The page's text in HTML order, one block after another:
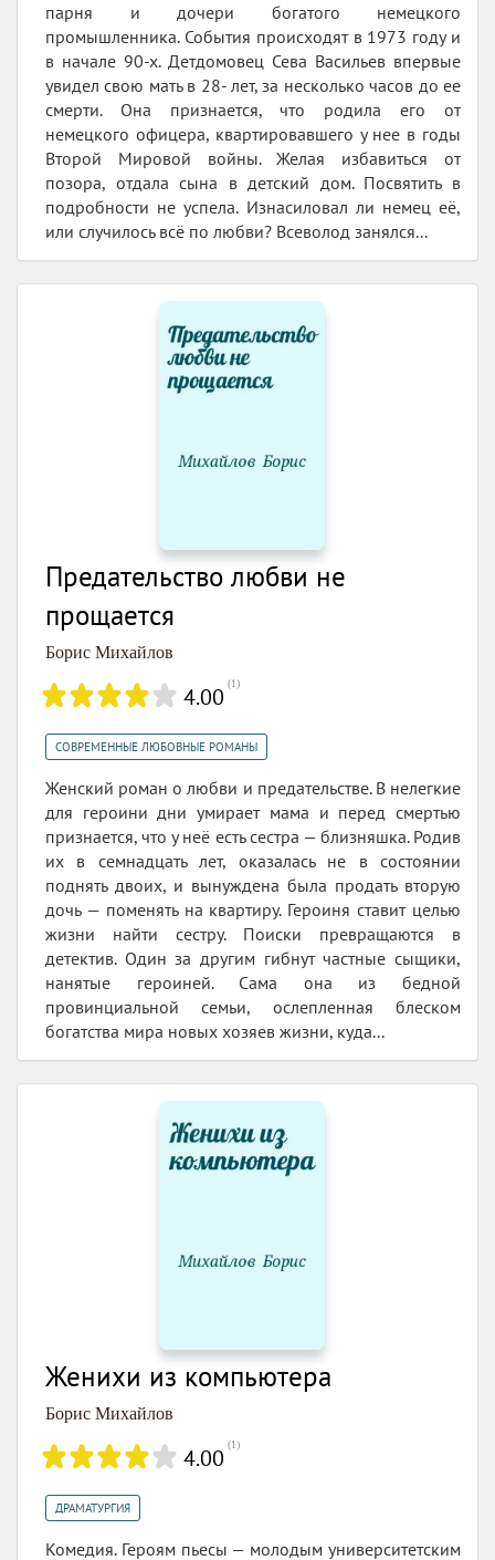
парня и дочери богатого немецкого
промышленника. События происходят в 1973 году и
в начале 90-х. Детдомовец Сева Васильев впервые
увидел свою мать в 28- лет, за несколько часов до ее
смерти. Она признается, что родила его от
немецкого офицера, квартировавшего у нее в годы
Второй Мировой войны. Желая избавиться от
позора, отдала сына в детский дом. Посвятить в
подробности не успела. Изнасиловал ли немец её,
или случилось всё по любви? Всеволод занялся...
Предательство любви не
прощается
Борис Михайлов
4.00 (1)
СОВРЕМЕННЫЕ ЛЮБОВНЫЕ РОМАНЫ
Женский роман о любви и предательстве. В нелегкие
для героини дни умирает мама и перед смертью
признается, что у неё есть сестра — близняшка. Родив
их в семнадцать лет, оказалась не в состоянии
поднять двоих, и вынуждена была продать вторую
дочь — поменять на квартиру. Героиня ставит целью
жизни найти сестру. Поиски превращаются в
детектив. Один за другим гибнут частные сыщики,
нанятые героиней. Сама она из бедной
провинциальной семьи, ослепленная блеском
богатства мира новых хозяев жизни, куда...
Женихи из компьютера
Борис Михайлов
4.00 (1)
ДРАМАТУРГИЯ
Комедия. Героям пьесы — молодым университетским